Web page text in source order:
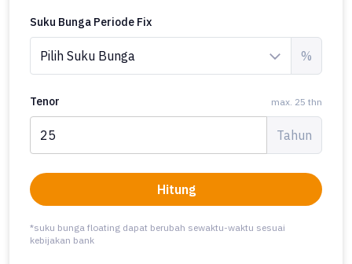
Suku Bunga Periode Fix
%
Tenor max. 25 thn
Tahun
Hitung
*suku bunga floating dapat berubah sewaktu-waktu sesuai
kebijakan bank